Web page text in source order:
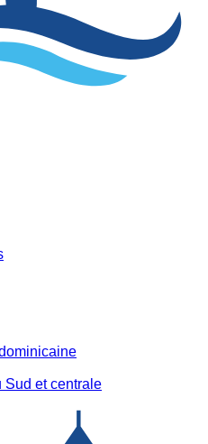
Sud et centrale